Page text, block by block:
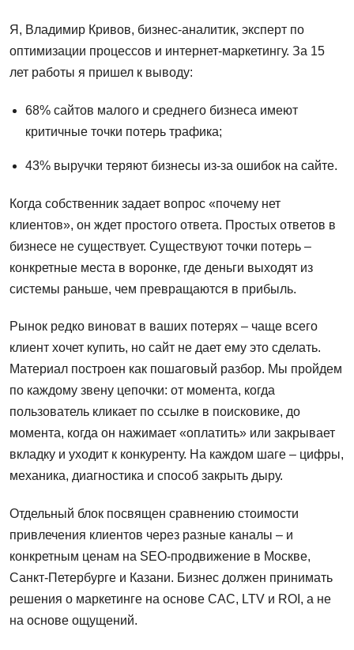
Я, Владимир Кривов, бизнес-аналитик, эксперт по
оптимизации процессов и интернет-маркетингу. За 15
лет работы я пришел к выводу:
68% сайтов малого и среднего бизнеса имеют
критичные точки потерь трафика;
43% выручки теряют бизнесы из-за ошибок на сайте.
Когда собственник задает вопрос «почему нет
клиентов», он ждет простого ответа. Простых ответов в
бизнесе не существует. Существуют точки потерь –
конкретные места в воронке, где деньги выходят из
системы раньше, чем превращаются в прибыль.
Рынок редко виноват в ваших потерях – чаще всего
клиент хочет купить, но сайт не дает ему это сделать.
Материал построен как пошаговый разбор. Мы пройдем
по каждому звену цепочки: от момента, когда
пользователь кликает по ссылке в поисковике, до
момента, когда он нажимает «оплатить» или закрывает
вкладку и уходит к конкуренту. На каждом шаге – цифры,
механика, диагностика и способ закрыть дыру.
Отдельный блок посвящен сравнению стоимости
привлечения клиентов через разные каналы – и
конкретным ценам на SEO-продвижение в Москве,
Санкт-Петербурге и Казани. Бизнес должен принимать
решения о маркетинге на основе CAC, LTV и ROI, а не
на основе ощущений.